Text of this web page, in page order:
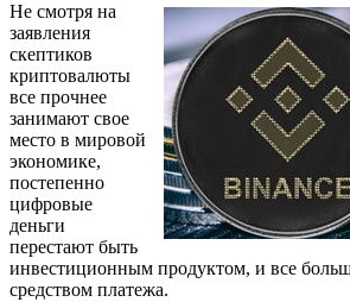
Не смотря на
заявления
скептиков
криптовалюты
все прочнее
занимают свое
место в мировой
экономике,
постепенно
цифровые
деньги
перестают быть
инвестиционным продуктом, и все
средством платежа.